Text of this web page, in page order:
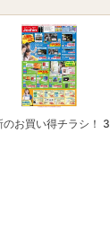
のお買い得チラシ！ 3